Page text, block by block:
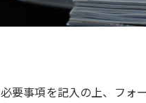
必要事項を記入の上、フォ